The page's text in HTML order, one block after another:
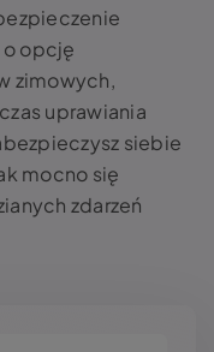
o opcję
zimowych,
uprawiania
siebie
mocno się
zdarzeń